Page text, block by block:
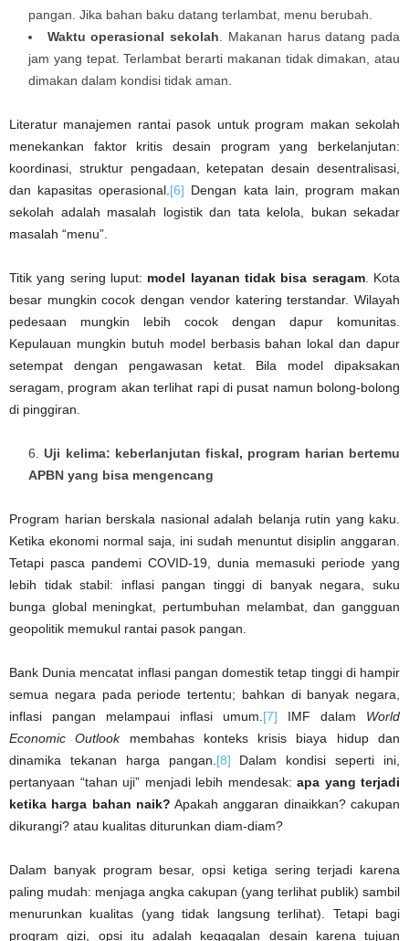
pangan. Jika bahan baku datang terlambat, menu berubah.
Waktu operasional sekolah. Makanan harus datang pada
jam yang tepat. Terlambat berarti makanan tidak dimakan, atau
dimakan dalam kondisi tidak aman.
Literatur manajemen rantai pasok untuk program makan sekolah
menekankan faktor kritis desain program yang berkelanjutan:
koordinasi, struktur pengadaan, ketepatan desain desentralisasi,
dan kapasitas operasional.[6] Dengan kata lain, program makan
sekolah adalah masalah logistik dan tata kelola, bukan sekadar
masalah “menu”.
Titik yang sering luput: model layanan tidak bisa seragam. Kota
besar mungkin cocok dengan vendor katering terstandar. Wilayah
pedesaan mungkin lebih cocok dengan dapur komunitas.
Kepulauan mungkin butuh model berbasis bahan lokal dan dapur
setempat dengan pengawasan ketat. Bila model dipaksakan
seragam, program akan terlihat rapi di pusat namun bolong-bolong
di pinggiran.
Uji kelima: keberlanjutan fiskal, program harian bertemu
APBN yang bisa mengencang
Program harian berskala nasional adalah belanja rutin yang kaku.
Ketika ekonomi normal saja, ini sudah menuntut disiplin anggaran.
Tetapi pasca pandemi COVID-19, dunia memasuki periode yang
lebih tidak stabil: inflasi pangan tinggi di banyak negara, suku
bunga global meningkat, pertumbuhan melambat, dan gangguan
geopolitik memukul rantai pasok pangan.
Bank Dunia mencatat inflasi pangan domestik tetap tinggi di hampir
semua negara pada periode tertentu; bahkan di banyak negara,
inflasi pangan melampaui inflasi umum.[7] IMF dalam World
Economic Outlookmembahas konteks krisis biaya hidup dan
dinamika tekanan harga pangan.[8] Dalam kondisi seperti ini,
pertanyaan “tahan uji” menjadi lebih mendesak: apa yang terjadi
ketika harga bahan naik? Apakah anggaran dinaikkan? cakupan
dikurangi? atau kualitas diturunkan diam-diam?
Dalam banyak program besar, opsi ketiga sering terjadi karena
paling mudah: menjaga angka cakupan (yang terlihat publik) sambil
menurunkan kualitas (yang tidak langsung terlihat). Tetapi bagi
program gizi, opsi itu adalah kegagalan desain karena tujuan